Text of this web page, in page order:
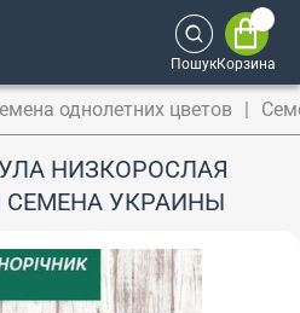
ПошукКорзина
однолетних цветов
НИЗКОРОСЛАЯ
СЕМЕНА УКРАИНЫ